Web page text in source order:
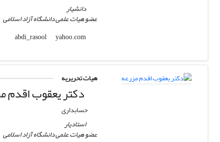
دانشیار
عضو هیات علمی دانشگاه آزاد اسلامی
abdi_rasool
yahoo.com
هیات تحریریه
دکتر یعقوب اقدم
حسابداری
استادیار
عضو هیات علمی دانشگاه آزاد اسلامی